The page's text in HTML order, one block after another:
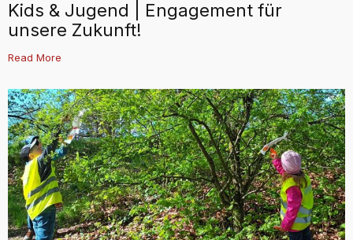
Kids & Jugend | Engagement für
unsere Zukunft!
Read More